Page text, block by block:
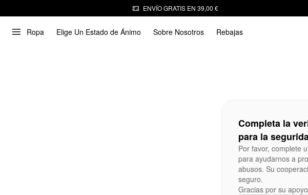
ENVÍO GRATIS EN 39,00 €
Ropa Elige Un Estado de Ánimo Sobre Nosotros Rebajas
Completa la
para la
Por favor, complete
para ayudarnos a
abusos. Su
seguro.
Gracias por su